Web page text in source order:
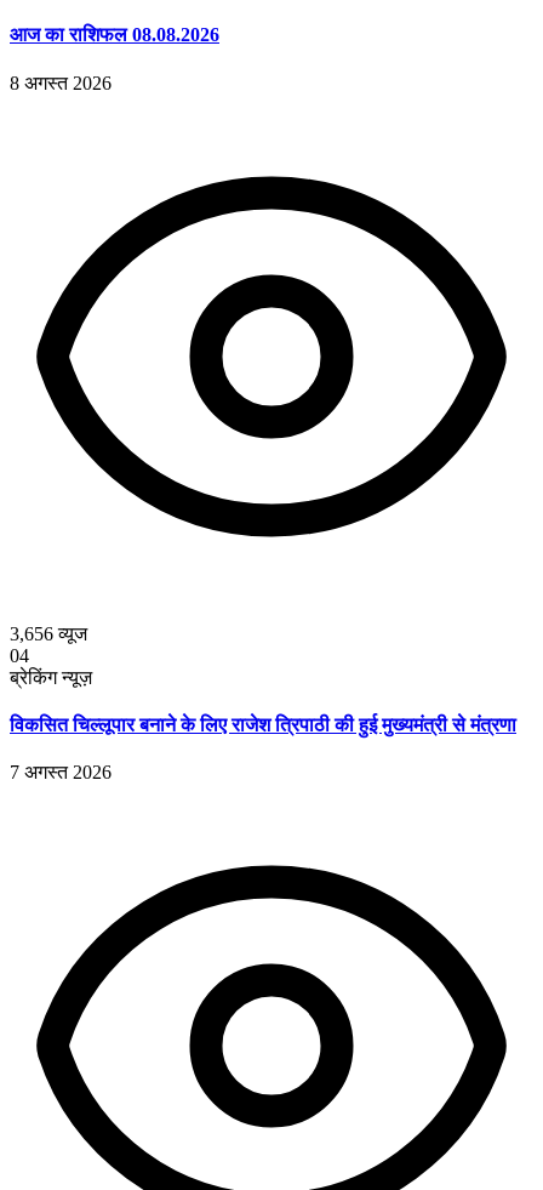
आज का राशिफल 08.08.2026
8 अगस्त 2026
3,656व्यूज
04
ब्रेकिंग न्यूज़
विकसित चिल्लूपार बनाने के लिए राजेश त्रिपाठी की हुई मुख्यमंत्री से मंत्रणा
7 अगस्त 2026